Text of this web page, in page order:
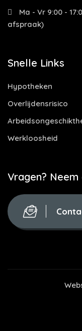
Ma - Vr 9:00 -
afspraak)
Snelle Links
Hypotheken
Overlijdensrisico
Werkloosheid
Vragen?